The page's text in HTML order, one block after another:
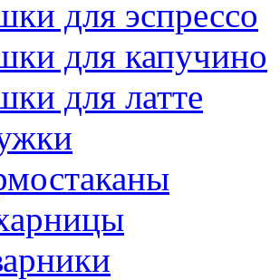
для эспрессо
для капучино
для латте